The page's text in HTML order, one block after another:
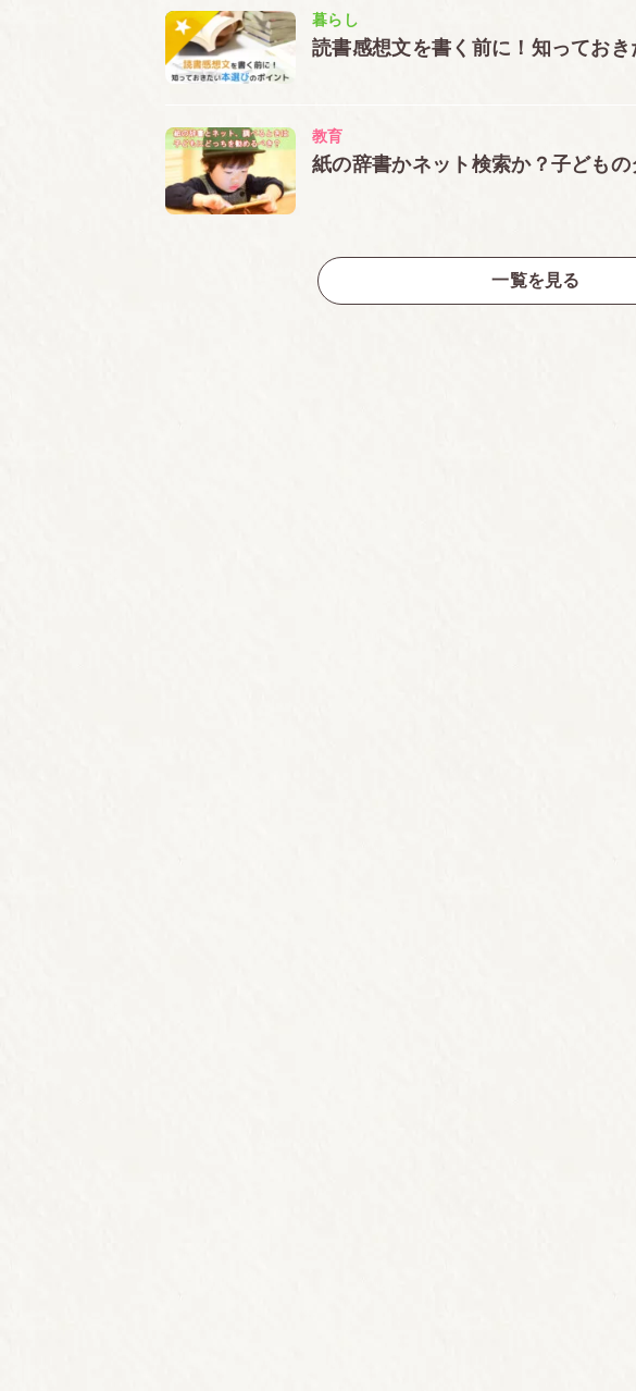
暮らし
読書感想文を書く前に！知ってお
教育
紙の辞書かネット検索か？子ども
一覧を見る